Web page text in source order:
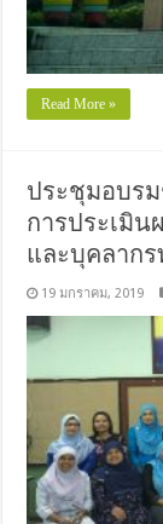
Read More »
ประชุมอบร
การประเมิ
และบุคลาก
19 มกราคม, 2019